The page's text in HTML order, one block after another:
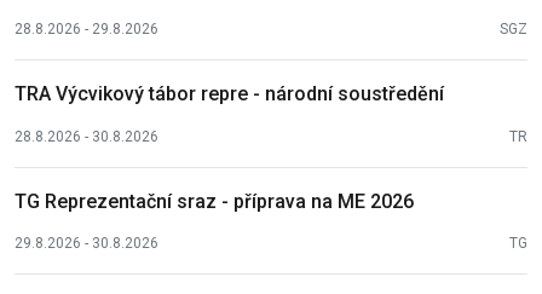
28.8.2026 - 29.8.2026 SGZ
TRA Výcvikový tábor repre - národní soustředění
28.8.2026 - 30.8.2026 TR
TG Reprezentační sraz - příprava na ME 2026
29.8.2026 - 30.8.2026 TG